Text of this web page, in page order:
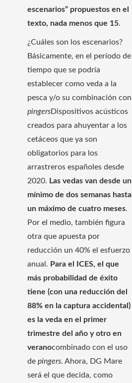
escenarios” propuestos en el
texto, nada menos que 15.
¿Cuáles son los escenarios?
Básicamente, en el período de
tiempo que se podría
establecer como veda a la
pesca y/o su combinación con
pingersDispositivos acústicos
creados para ahuyentar a los
cetáceos que ya son
obligatorios para los
arrastreros españoles desde
2020. Las vedas van desde un
mínimo de dos semanas hasta
un máximo de cuatro meses.
Por el medio, también figura
otra que apuesta por
reducción un 40% el esfuerzo
anual. Para el ICES, el que
más probabilidad de éxito
tiene (con una reducción del
88% en la captura accidental)
es la veda en el primer
trimestre del año y otro en
veranocombinado con el uso
de pingers. Ahora, DG Mare
será el que decida, como